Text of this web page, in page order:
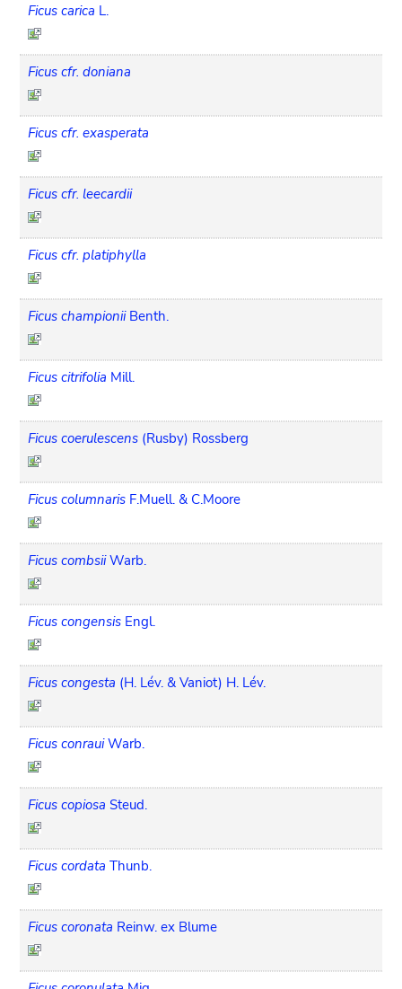
Ficus carica L.
Ficus cfr. doniana
Ficus cfr. exasperata
Ficus cfr. leecardii
Ficus cfr. platiphylla
Ficus championii Benth.
Ficus citrifolia Mill.
Ficus coerulescens (Rusby) Rossberg
Ficus columnaris F.Muell. & C.Moore
Ficus combsii Warb.
Ficus congensis Engl.
Ficus congesta (H. Lév. & Vaniot) H. Lév.
Ficus conraui Warb.
Ficus copiosa Steud.
Ficus cordata Thunb.
Ficus coronata Reinw. ex Blume